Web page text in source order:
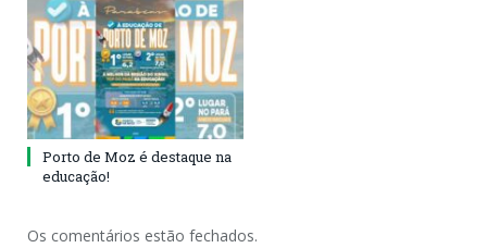
Porto de Moz é destaque na
educação!
Os comentários estão fechados.